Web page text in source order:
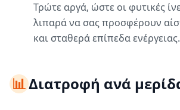
Τρώτε αργά, ώστε οι φυτικές
λιπαρά να σας προσφέρουν
και σταθερά επίπεδα ενέργειας.
📊Διατροφή ανά